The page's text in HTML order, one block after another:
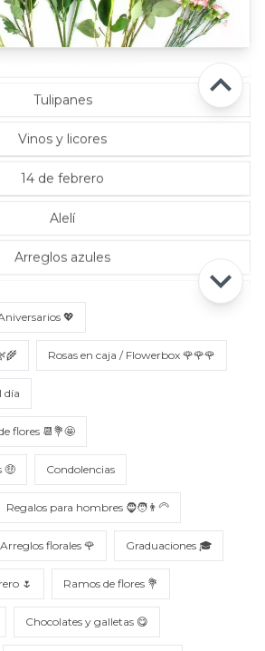
14 de febrero
Alelí
Arreglos azules
Rosas Rosadas
Tulipanes
Vinos y licores
💖
Rosas en caja / Flowerbox 🌹🌹🌹
día
flores 📆💐🤩
🤑 Condolencias
Regalos para hombres 🧔🧑👨‍🦳
Arreglos florales 🌹 Graduaciones 🎓
🌷 Ramos de flores 💐
Chocolates y galletas 😋